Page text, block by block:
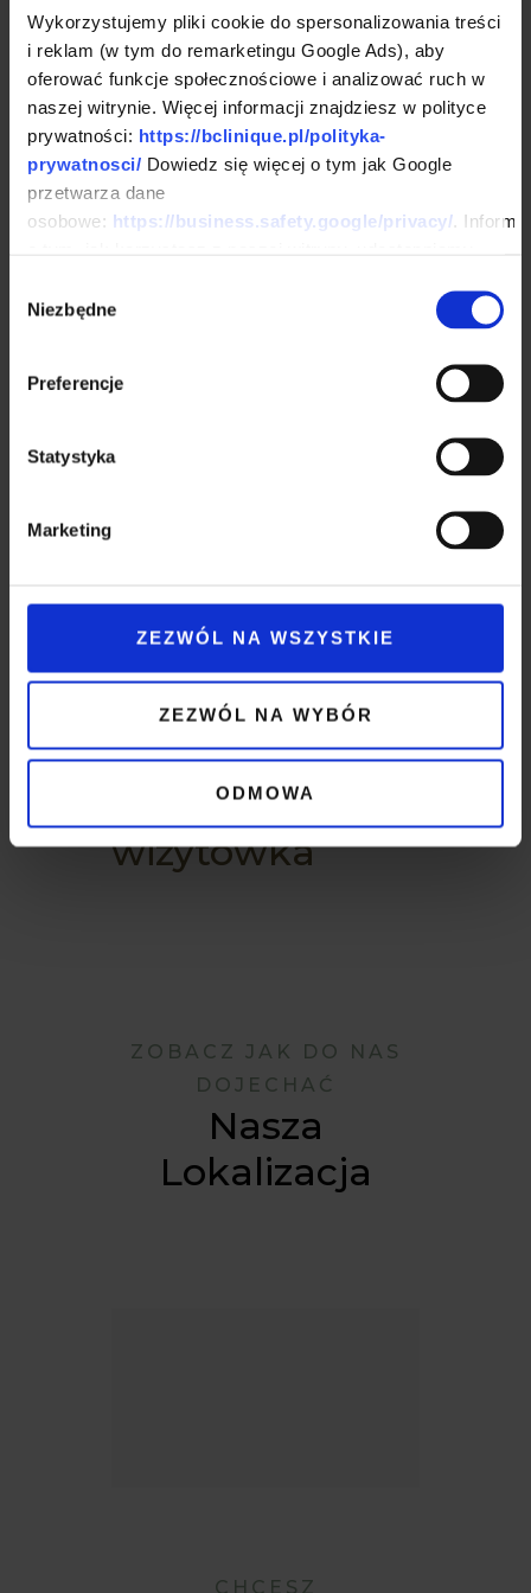
Wykorzystujemy pliki cookie do spersonalizowania treści
i reklam (w tym do remarketingu Google Ads), aby
oferować funkcje społecznościowe i analizować ruch w
naszej witrynie. Więcej informacji znajdziesz w polityce
prywatności: https://bclinique.pl/polityka-
prywatnosci/ Dowiedz się więcej o tym jak Google
przetwarza dane
osobowe: https://business.safety.google/privacy/.
analitycznym. Partnerzy mogą połączyć te informacje z
innymi danymi otrzymanymi od Ciebie lub uzyskanymi
zgody
Niezbędne
Preferencje
Statystyka
Marketing
ZEZWÓL NA WSZYSTKIE
ZEZWÓL NA WYBÓR
ODMOWA
rozwiązywać Twoje problemy, a
nie je stwarzać. Służymy naszym
pacjentom w drodze do
spełnionego życia, w którym
mogą do późnej starości cieszyć
się zdrowym i pięknie
sromowych
Dłonie - Twoja
pierwsza
wizytówka
ZOBACZ JAK DO NAS
DOJECHAĆ
Nasza
Lokalizacja
CHCESZ